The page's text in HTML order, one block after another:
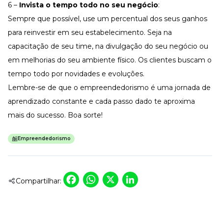
6 – Invista o tempo todo no seu negócio:
Sempre que possível, use um percentual dos seus ganhos
para reinvestir em seu estabelecimento. Seja na
capacitação de seu time, na divulgação do seu negócio ou
em melhorias do seu ambiente físico. Os clientes buscam o
tempo todo por novidades e evoluções.
Lembre-se de que o empreendedorismo é uma jornada de
aprendizado constante e cada passo dado te aproxima
mais do sucesso. Boa sorte!
Empreendedorismo
Compartilhar: Facebook
WhatsApp
X